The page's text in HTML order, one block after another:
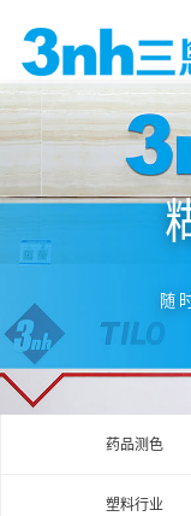
随
药品测色
塑料行业